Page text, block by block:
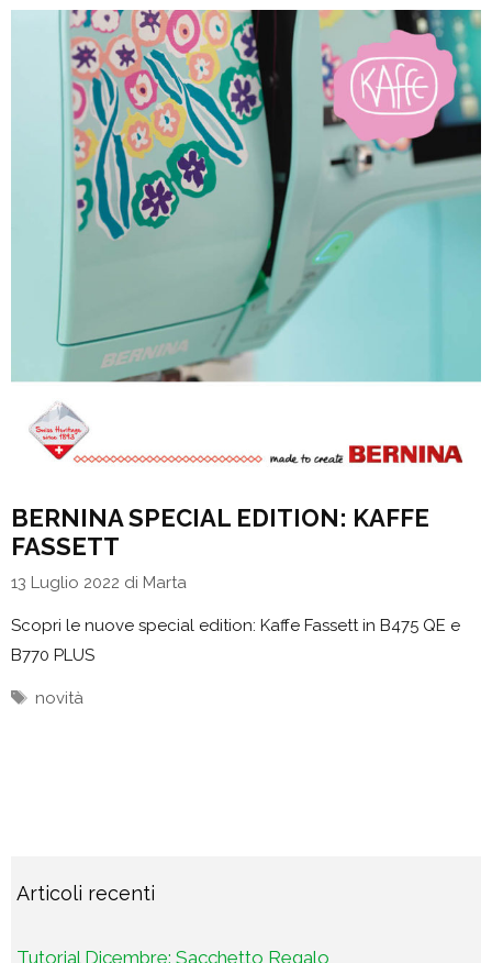
BERNINA SPECIAL EDITION: KAFFE
FASSETT
13 Luglio 2022 di Marta
Scopri le nuove special edition: Kaffe Fassett in B475 QE e
B770 PLUS
Tag
novità
Articoli recenti
Tutorial Dicembre: Sacchetto Regalo